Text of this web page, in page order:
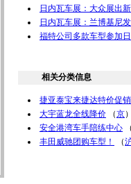
日内瓦车展：大众展出
日内瓦车展：兰博基尼
福特公司多款车型参加
相关分类信息
捷亚泰宝来捷达特价促销
大宇蓝龙全线降价 （京
安全港湾车手陪练中心
丰田威驰团购车型！
（